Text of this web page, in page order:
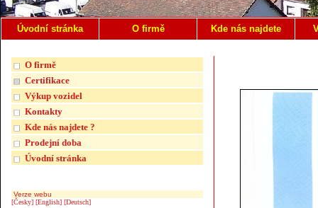
Úvodní stránka O firmě Kde nás najdete
O firmě
Certifikace
Výkup vozidel
Kontakty
Kde nás najdete ?
Prodejní doba
Úvodní stránka
Verze webu
[Česky] [English] [Deutsch]